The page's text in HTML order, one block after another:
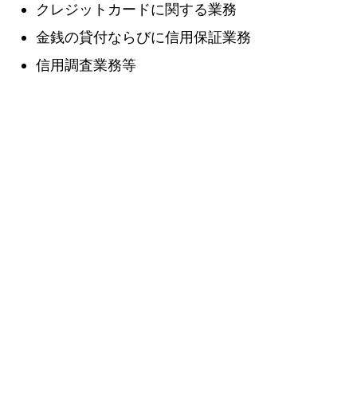
クレジットカードに関する業務
金銭の貸付ならびに信用保証業務
信用調査業務等